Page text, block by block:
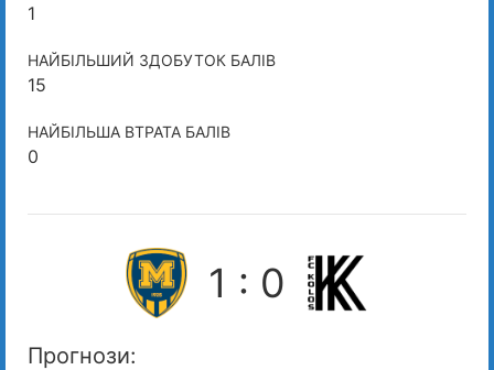
1
НАЙБІЛЬШИЙ ЗДОБУТОК БАЛІВ
15
НАЙБІЛЬША ВТРАТА БАЛІВ
0
1 : 0
Прогнози: